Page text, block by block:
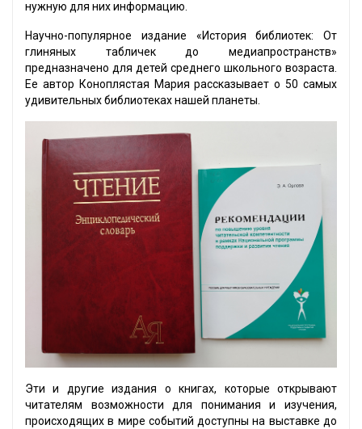
нужную для них информацию.
Научно-популярное издание «История библиотек: От
глиняных табличек до медиапространств»
предназначено для детей среднего школьного возраста.
Ее автор Коноплястая Мария рассказывает о 50 самых
удивительных библиотеках нашей планеты.
Эти и другие издания о книгах, которые открывают
читателям возможности для понимания и изучения,
происходящих в мире событий доступны на выставке до